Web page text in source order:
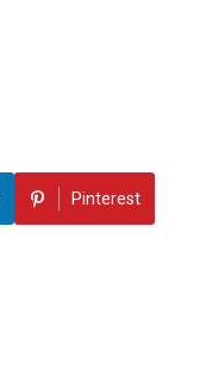
Pinterest